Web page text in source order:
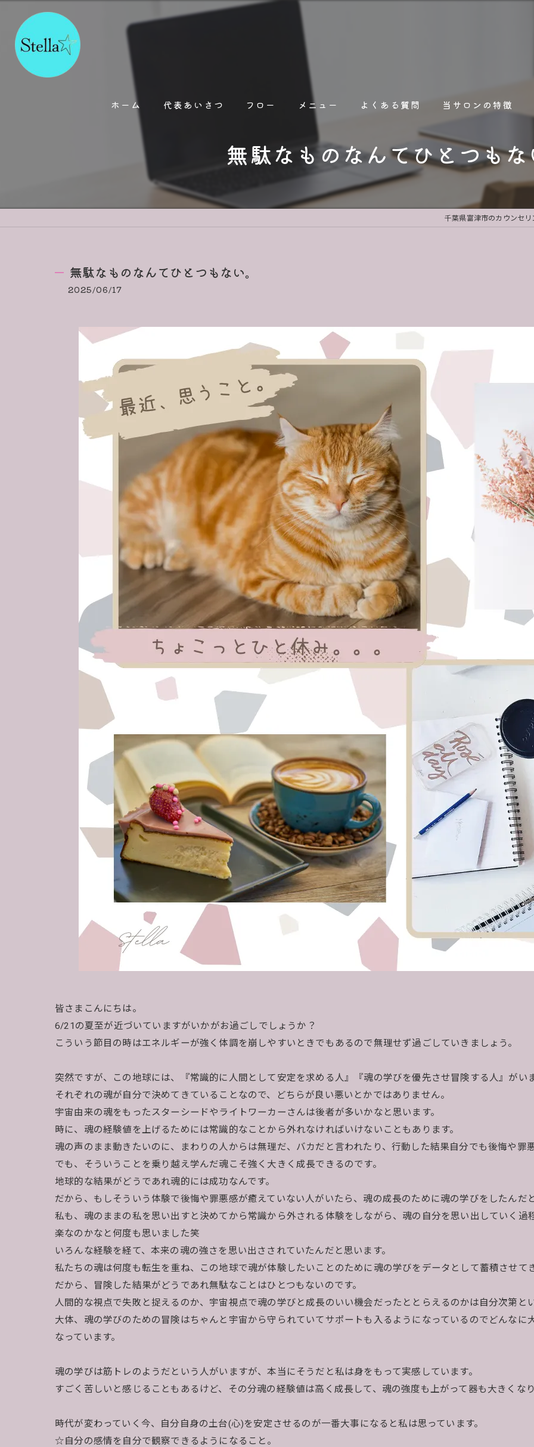
ホーム 代表あいさつ フロー メニュー よくある質問 当サロンの特徴
占い
オンライン
人間関係
無駄なものなんてひとつも
千葉県富津市のカウンセ
無駄なものなんてひとつもない。
2025/06/17
皆さまこんにちは。
6/21の夏至が近づいていますがいかがお過ごしでしょうか？
こういう節目の時はエネルギーが強く体調を崩しやすいときでもあるので無理せず過ごしていきましょう。
突然ですが、この地球には、『常識的に人間として安定を求める人』『魂の学びを優先させ冒険する人』がい
それぞれの魂が自分で決めてきていることなので、どちらが良い悪いとかではありません。
宇宙由来の魂をもったスターシードやライトワーカーさんは後者が多いかなと思います。
時に、魂の経験値を上げるためには常識的なことから外れなければいけないこともあります。
魂の声のまま動きたいのに、まわりの人からは無理だ、バカだと言われたり、行動した結果自分でも後悔や罪
でも、そういうことを乗り越え学んだ魂こそ強く大きく成長できるのです。
地球的な結果がどうであれ魂的には成功なんです。
だから、もしそういう体験で後悔や罪悪感が癒えていない人がいたら、魂の成長のために魂の学びをしたん
私も、魂のままの私を思い出すと決めてから常識から外される体験をしながら、魂の自分を思い出していく
楽なのかなと何度も思いました笑
いろんな経験を経て、本来の魂の強さを思い出さされていたんだと思います。
私たちの魂は何度も転生を重ね、この地球で魂が体験したいことのために魂の学びをデータとして蓄積させて
だから、冒険した結果がどうであれ無駄なことはひとつもないのです。
人間的な視点で失敗と捉えるのか、宇宙視点で魂の学びと成長のいい機会だったととらえるのかは自分次第と
大体、魂の学びのための冒険はちゃんと宇宙から守られていてサポートも入るようになっているのでどんな
なっています。
魂の学びは筋トレのようだという人がいますが、本当にそうだと私は身をもって実感しています。
すごく苦しいと感じることもあるけど、その分魂の経験値は高く成長して、魂の強度も上がって器も大きくな
時代が変わっていく今、自分自身の土台(心)を安定させるのが一番大事になると私は思っています。
☆自分の感情を自分で観察できるようになること。